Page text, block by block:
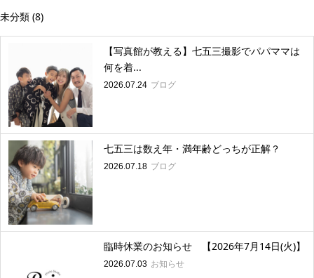
未分類 (8)
【写真館が教える】七五三撮影でパパママは
何を着...
2026.07.24 ブログ
七五三は数え年・満年齢どっちが正解？
2026.07.18 ブログ
臨時休業のお知らせ 【2026年7月14日(火)】
2026.07.03 お知らせ